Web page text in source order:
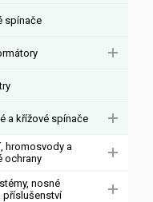
spínače
a křížové spínače
hromosvody a
ochrany
nosné
příslušenství